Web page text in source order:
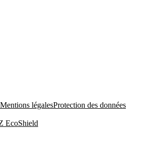
Mentions légalesProtection des données
EcoShield